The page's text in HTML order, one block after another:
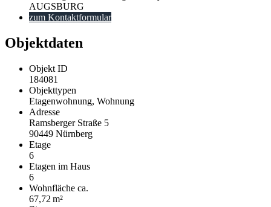
AUGSBURG
zum Kontaktformular
Objektdaten
Objekt ID
184081
Objekttypen
Etagenwohnung, Wohnung
Adresse
Ramsberger Straße 5
90449 Nürnberg
Etage
6
Etagen im Haus
6
Wohnfläche ca.
67,72 m²